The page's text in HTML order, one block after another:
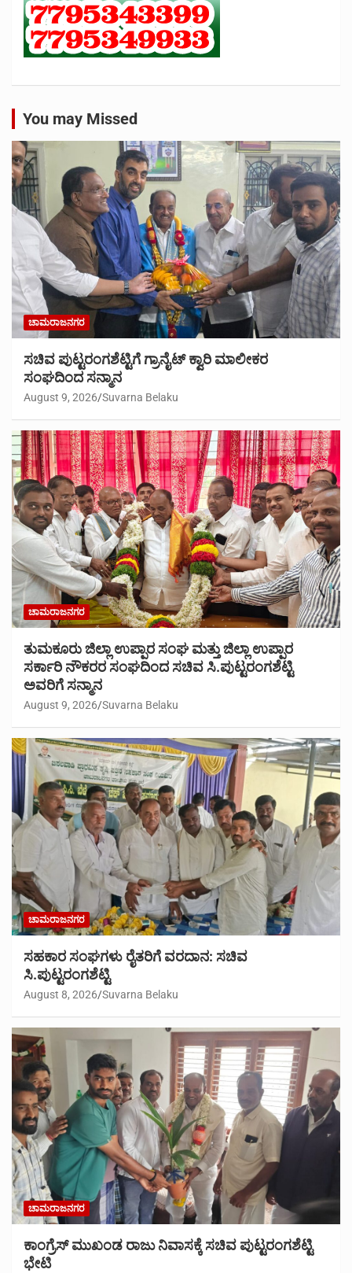
You may Missed
ಚಾಮರಾಜನಗರ
ಸಚಿವ ಪುಟ್ಟರಂಗಶೆಟ್ಟಿಗೆ ಗ್ರಾನೈಟ್ ಕ್ವಾರಿ ಮಾಲೀಕರ
ಸಂಘದಿಂದ ಸನ್ಮಾನ
August 9, 2026 Suvarna Belaku
ಚಾಮರಾಜನಗರ
ತುಮಕೂರು ಜಿಲ್ಲಾ ಉಪ್ಪಾರ ಸಂಘ ಮತ್ತು ಜಿಲ್ಲಾ ಉಪ್ಪಾರ
ಸರ್ಕಾರಿ ನೌಕರರ ಸಂಘದಿಂದ ಸಚಿವ ಸಿ.ಪುಟ್ಟರಂಗಶೆಟ್ಟಿ
ಅವರಿಗೆ ಸನ್ಮಾನ
August 9, 2026 Suvarna Belaku
ಚಾಮರಾಜನಗರ
ಸಹಕಾರ ಸಂಘಗಳು ರೈತರಿಗೆ ವರದಾನ: ಸಚಿವ
ಸಿ.ಪುಟ್ಟರಂಗಶೆಟ್ಟಿ
August 8, 2026 Suvarna Belaku
ಚಾಮರಾಜನಗರ
ಕಾಂಗ್ರೆಸ್ ಮುಖಂಡ ರಾಜು ನಿವಾಸಕ್ಕೆ ಸಚಿವ ಪುಟ್ಟರಂಗಶೆಟ್ಟಿ
ಭೇಟಿ